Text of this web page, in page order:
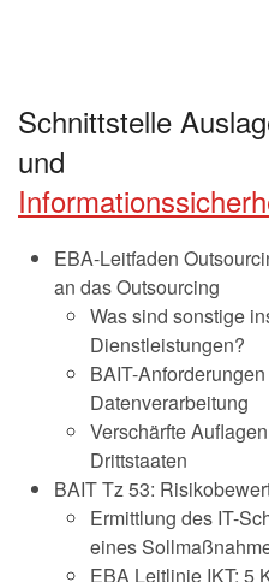
Schnittstelle
und
EBA-Leitfaden
an das Outsourcing
Was sind sonstige
Dienstleistungen?
BAIT-
Datenverarbeitung
Verschärfte
Drittstaaten
BAIT Tz 53:
Ermittlung des IT-
eines
EBA Leitlinie IKT: 5